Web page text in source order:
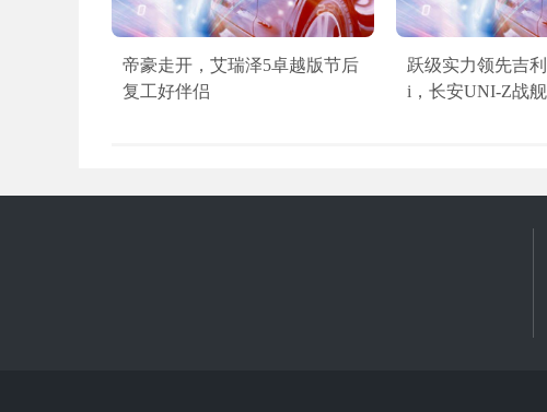
帝豪走开，艾瑞泽5卓越版节后
复工好伴侣
跃级实力领先吉
i，长安UNI-Z战舰